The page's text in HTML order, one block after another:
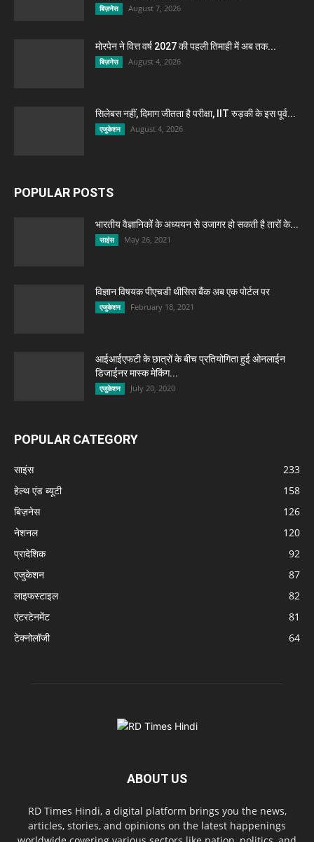
बिज़नेस August 7, 2026
मोरपेन ने वित्त वर्ष 2027 की पहली तिमाही में अब तक...
बिज़नेस August 4, 2026
सिलेबस नहीं, दिमाग जीतता है परीक्षा, IIT रुड़की के इस पूर्व...
एजुकेशन August 4, 2026
POPULAR POSTS
भारतीय वैज्ञानिकों के अध्ययन से उजागर हो सकती है तारों के...
साइंस May 26, 2021
विज्ञान विषयक पीएचडी थीसिस बैंक अब एक पोर्टल पर
एजुकेशन February 18, 2021
आईआईएफटी के छात्रों के बीच प्रतियोगिता हुई ओनलाईन
डिजाईनर मास्क मेकिंग...
एजुकेशन July 20, 2020
POPULAR CATEGORY
साइंस
233
हेल्थ एंड ब्यूटी
158
बिज़नेस
126
नेशनल
120
प्रादेशिक
92
एजुकेशन
87
लाइफस्टाइल
82
एंटरटेनमेंट
81
टेक्नोलॉजी
64
ABOUT US
RD Times Hindi, a digital platform brings you the news,
articles, stories, and opinions on the latest happenings